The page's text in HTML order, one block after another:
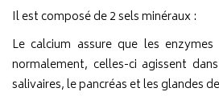
Il est composé de 2 sels minéraux :
Le calcium assure que les
normalement, celles-ci agissent
salivaires, le pancréas et les glandes